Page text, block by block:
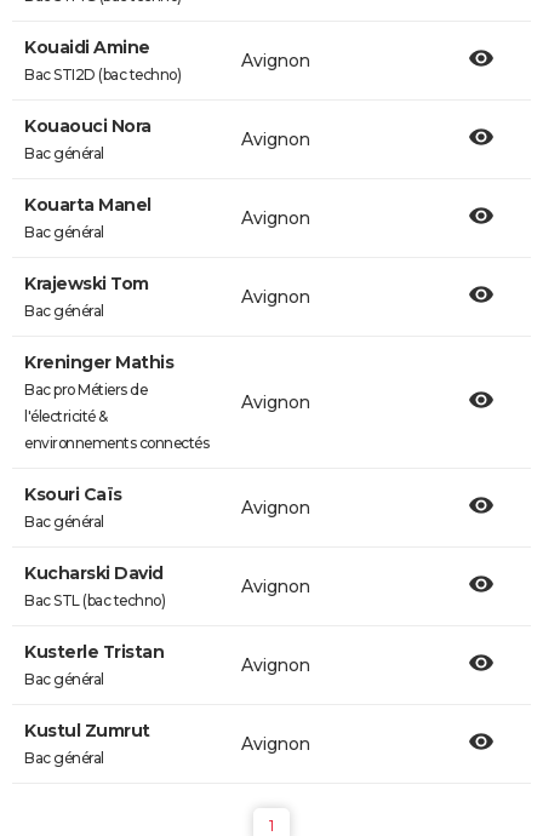
Kouaidi Amine
Bac STI2D (bac techno)
Avignon
Kouaouci Nora
Bac général
Avignon
Kouarta Manel
Bac général
Avignon
Krajewski Tom
Bac général
Avignon
Kreninger Mathis
Bac pro Métiers de
l'électricité &
environnements connectés
Avignon
Ksouri Caïs
Bac général
Avignon
Kucharski David
Bac STL (bac techno)
Avignon
Kusterle Tristan
Bac général
Avignon
Kustul Zumrut
Bac général
Avignon
1